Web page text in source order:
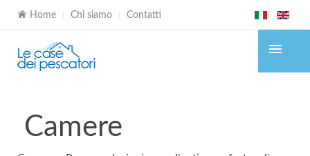
Home Chi siamo Contatti
Camere